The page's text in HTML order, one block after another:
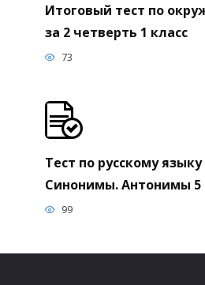
Итоговый тест по
за 2 четверть 1 класс
73
Тест по русскому
Синонимы. Антонимы 5
99